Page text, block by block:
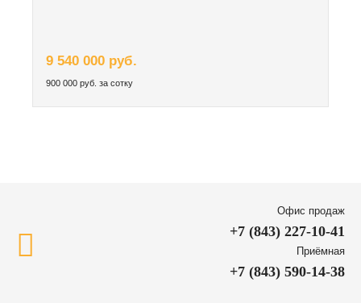
9 540 000 руб.
900 000 руб. за сотку
Офис продаж
+7 (843) 227-10-41
Приёмная
+7 (843) 590-14-38